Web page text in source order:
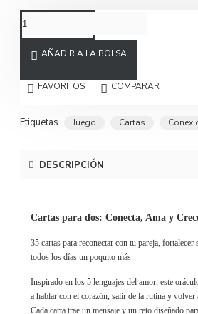
AÑADIR A LA BOLSA
FAVORITOS COMPARAR
Etiquetas Juego Cartas
DESCRIPCIÓN
Cartas para dos: Conecta, Ama y
35 cartas para reconectar con tu pareja,
todos los días un poquito más.
Inspirado en los 5 lenguajes del amor, este
a hablar con el corazón, salir de la rutina y volver
Cada carta trae un mensaje y un reto diseñado